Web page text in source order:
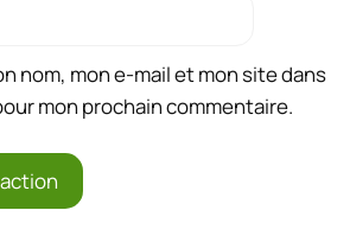
nom, mon e-mail et mon site dans
mon prochain commentaire.